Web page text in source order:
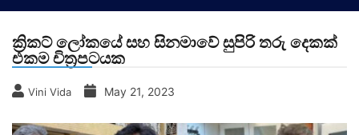
ක්‍රිකට් ලෝකයේ සහ සිනමාවේ සුපිරි තරු දෙකක්
එකම චිත්‍රපටයක
Vini Vida May 21, 2023